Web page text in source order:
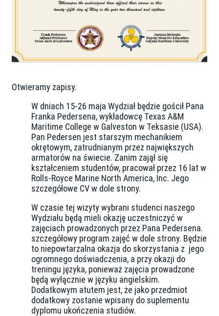
Otwieramy zapisy.
W dniach 15-26 maja Wydział będzie gościł Pana
Franka Pedersena, wykładowcę Texas A&M
Maritime College w Galveston w Teksasie (USA).
Pan Pedersen jest starszym mechanikiem
okrętowym, zatrudnianym przez największych
armatorów na świecie. Zanim zajął się
kształceniem studentów, pracował przez 16 lat w
Rolls-Royce Marine North America, Inc. Jego
szczegółowe CV w dole strony.
W czasie tej wizyty wybrani studenci naszego
Wydziału będą mieli okazję uczestniczyć w
zajęciach prowadzonych przez Pana Pedersena.
szczegółowy program zajęć w dole strony. Będzie
to niepowtarzalna okazja do skorzystania z jego
ogromnego doświadczenia, a przy okazji do
treningu języka, ponieważ zajęcia prowadzone
będą wyłącznie w języku angielskim.
Dodatkowym atutem jest, że jako przedmiot
dodatkowy zostanie wpisany do suplementu
dyplomu ukończenia studiów.